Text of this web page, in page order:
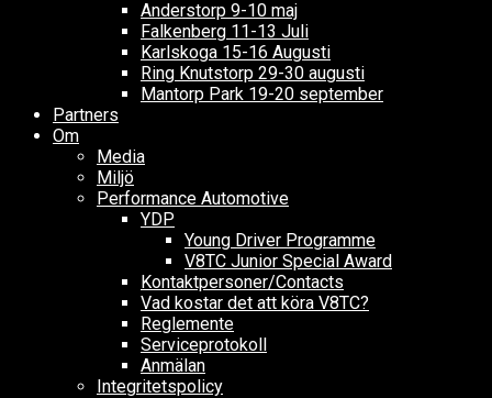
Anderstorp 9-10 maj
Falkenberg 11-13 Juli
Karlskoga 15-16 Augusti
Ring Knutstorp 29-30 augusti
Mantorp Park 19-20 september
Partners
Om
Media
Miljö
Performance Automotive
YDP
Young Driver Programme
V8TC Junior Special Award
Kontaktpersoner/Contacts
Vad kostar det att köra V8TC?
Reglemente
Serviceprotokoll
Anmälan
Integritetspolicy